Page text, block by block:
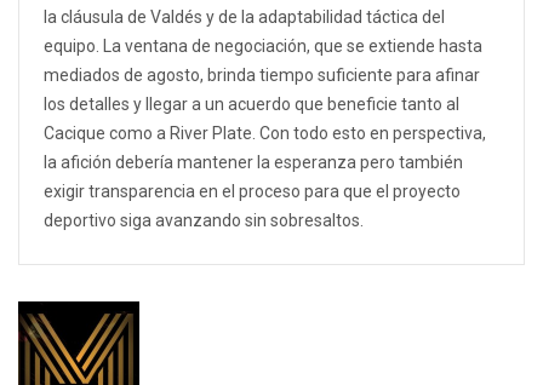
la cláusula de Valdés y de la adaptabilidad táctica del
equipo. La ventana de negociación, que se extiende hasta
mediados de agosto, brinda tiempo suficiente para afinar
los detalles y llegar a un acuerdo que beneficie tanto al
Cacique como a River Plate. Con todo esto en perspectiva,
la afición debería mantener la esperanza pero también
exigir transparencia en el proceso para que el proyecto
deportivo siga avanzando sin sobresaltos.